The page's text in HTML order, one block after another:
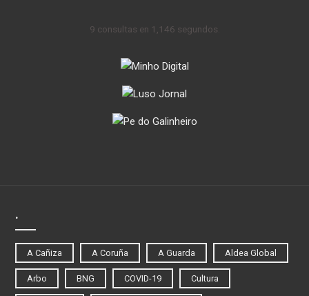
9 consultas en 1,146 segundos.
.
A Cañiza A Coruña A Guarda Aldea Global
Arbo BNG COVID-19 Cultura